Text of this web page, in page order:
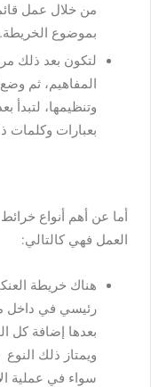
من خلال عمل
بموضوع الخريطة.
لتكون بعد ذلك
المفاهيم، ثم
وتنظيمها، لتبدأ
بعبارات وكلمات
أما عن أهم أنواع
العمل فهي كالتالي:
هناك خريطة
رئيسي في داخل
بعدها إضافة كل
ويمتاز ذلك
سواء في عملية